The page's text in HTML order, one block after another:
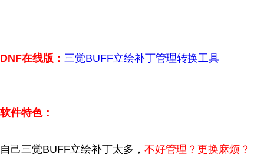
DNF在线版： 三觉BUFF立绘补丁管理转换工具
软件特色：
自己三觉BUFF立绘补丁太多， 不好管理？更换麻烦？